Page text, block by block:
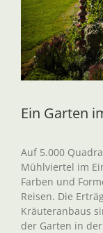
Ein Garten
Auf 5.000
Mühlviertel im
Farben und
Reisen. Die
Kräuteranbaus
der Garten in